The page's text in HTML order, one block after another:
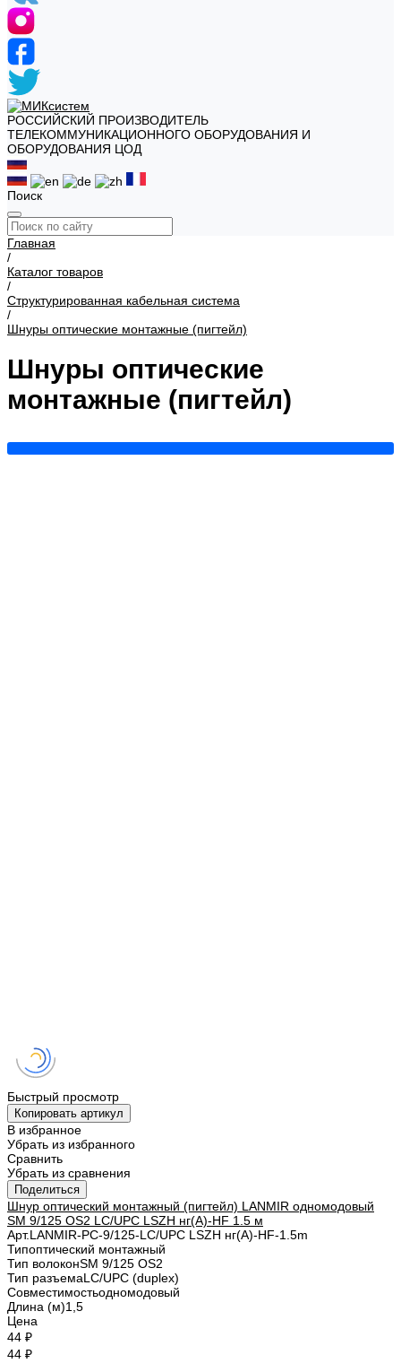
РОССИЙСКИЙ ПРОИЗВОДИТЕЛЬ
ТЕЛЕКОММУНИКАЦИОННОГО ОБОРУДОВАНИЯ И
ОБОРУДОВАНИЯ ЦОД
Поиск
Главная
/
Каталог товаров
/
Структурированная кабельная система
/
Шнуры оптические монтажные (пигтейл)
Шнуры оптические
монтажные (пигтейл)
Быстрый просмотр
Копировать артикул
В избранное
Убрать из избранного
Сравнить
Убрать из сравнения
Поделиться
Шнур оптический монтажный (пигтейл) LANMIR одномодовый
SM 9/125 OS2 LC/UPC LSZH нг(А)-HF 1.5 м
Арт.LANMIR-PC-9/125-LC/UPC LSZH нг(А)-HF-1.5m
Типоптический монтажный
Тип волоконSM 9/125 OS2
Тип разъемаLC/UPC (duplex)
Совместимостьодномодовый
Длина (м)1,5
Цена
44 ₽
44 ₽